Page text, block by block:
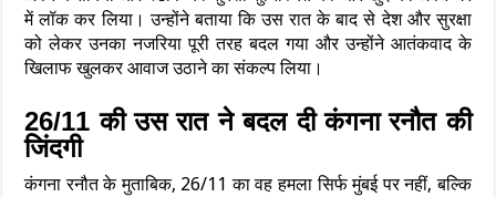
में लॉक कर लिया। उन्होंने बताया कि उस रात के बाद से देश और सुरक्षा
को लेकर उनका नजरिया पूरी तरह बदल गया और उन्होंने आतंकवाद के
खिलाफ खुलकर आवाज उठाने का संकल्प लिया।
26/11 की उस रात ने बदल दी कंगना रनौत की
जिंदगी
कंगना रनौत के मुताबिक, 26/11 का वह हमला सिर्फ मुंबई पर नहीं, बल्कि